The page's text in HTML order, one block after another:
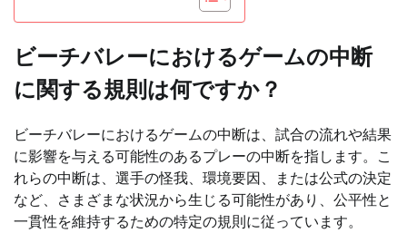
ビーチバレーにおけるゲームの中断
に関する規則は何ですか？
ビーチバレーにおけるゲームの中断は、試合の流れや結果
に影響を与える可能性のあるプレーの中断を指します。こ
れらの中断は、選手の怪我、環境要因、または公式の決定
など、さまざまな状況から生じる可能性があり、公平性と
一貫性を維持するための特定の規則に従っています。